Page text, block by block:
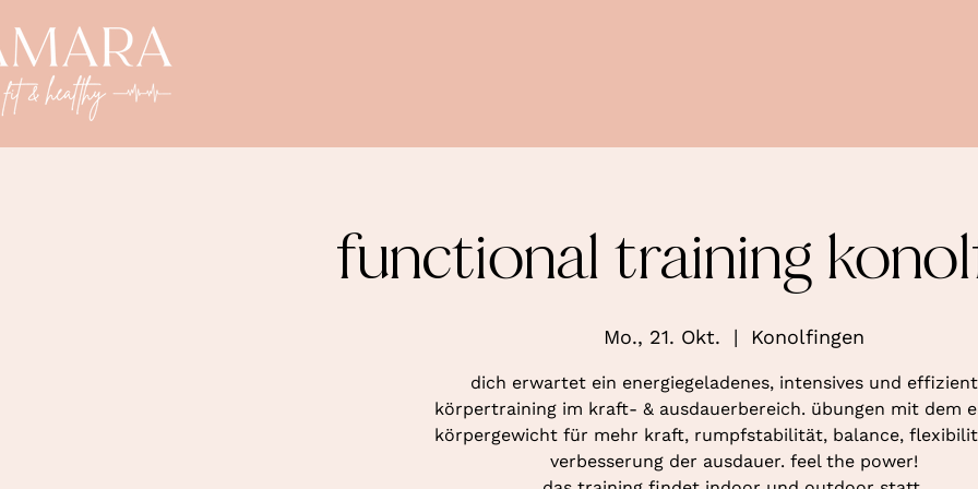
functional training
Mo., 21. Okt.
  |
Konolfingen
dich erwartet ein energiegeladenes, intensives und
körpertraining im kraft- & ausdauerbereich. übungen mit dem
körpergewicht für mehr kraft, rumpfstabilität, balance,
verbesserung der ausdauer. feel the power!